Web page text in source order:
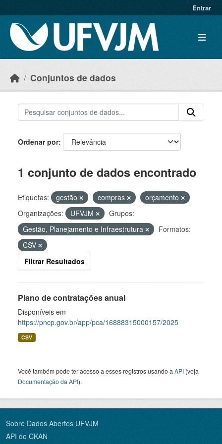
Entrar
Conjuntos de dados
Ordenar por
1 conjunto de dados encontrado
Etiquetas: gestão compras
orçamento
Organizações:
UFVJM
Grupos:
Gestão, Planejamento e Infraestrutura
Formatos:
CSV
Filtrar Resultados
Plano de contratações anual
Disponíveis em
https://pncp.gov.br/app/pca/16888315000157/2025
CSV
Você também pode ter acesso a esses registros usando a API (veja
Documentação da API).
Sobre Dados Abertos UFVJM
API do CKAN